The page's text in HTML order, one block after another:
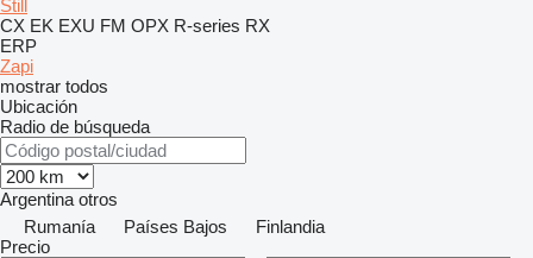
Still
CX EK EXU FM OPX R-series RX
ERP
Zapi
mostrar todos
Ubicación
Radio de búsqueda
Argentina otros
Rumanía
Países Bajos
Finlandia
Precio